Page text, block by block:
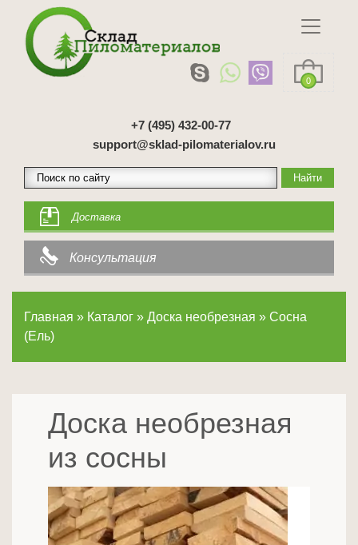
0
+7 (495) 432-00-77
support@sklad-pilomaterialov.ru
Доставка
Консультация
Главная » Каталог » Доска необрезная » Сосна
(Ель)
Доска необрезная
из сосны